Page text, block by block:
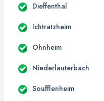
Dieffenthal
Ichtratzheim
Ohnheim
Niederlauterbach
Soufflenheim